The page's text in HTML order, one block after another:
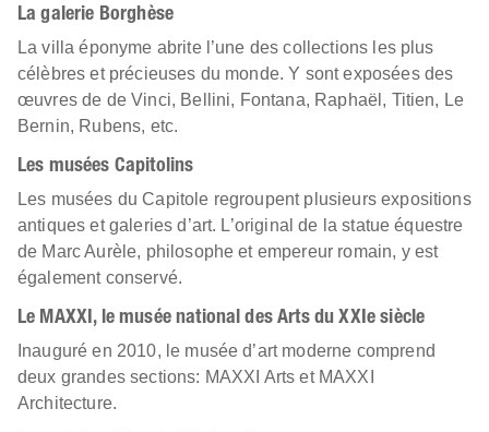
La galerie Borghèse
La villa éponyme abrite l’une des collections les plus
célèbres et précieuses du monde. Y sont exposées des
œuvres de de Vinci, Bellini, Fontana, Raphaël, Titien, Le
Bernin, Rubens, etc.
Les musées Capitolins
Les musées du Capitole regroupent plusieurs expositions
antiques et galeries d’art. L’original de la statue équestre
de Marc Aurèle, philosophe et empereur romain, y est
également conservé.
Le MAXXI, le musée national des Arts du XXIe siècle
Inauguré en 2010, le musée d’art moderne comprend
deux grandes sections: MAXXI Arts et MAXXI
Architecture.